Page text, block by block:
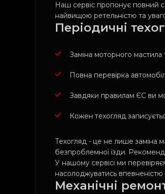
Наш сервіс пропонує повний
найвищою ретельністю та
Періодичні
Заміна моторного мастила
Повна перевірка
Завдяки правилам ЄС ви
Кожен техогляд
Техогляд - це не лише заміна
безпроблемної їзди.
У нашому сервісі ми
насолоджуватись впевненістю
Механічні